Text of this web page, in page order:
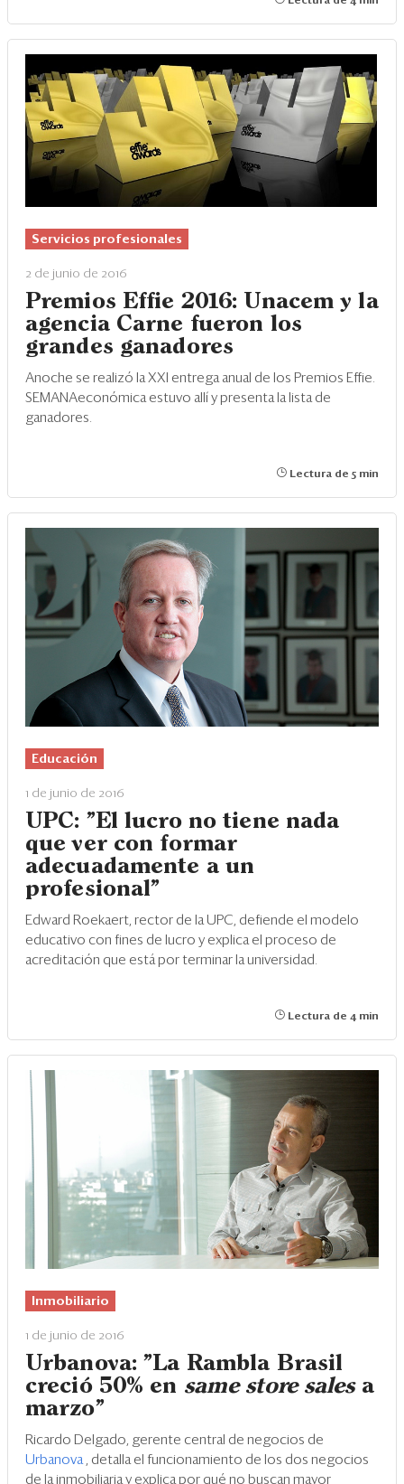
Servicios profesionales
2 de junio de 2016
Premios Effie 2016: Unacem y la
agencia Carne fueron los
grandes ganadores
Anoche se realizó la XXI entrega anual de los Premios Effie.
SEMANAeconómica estuvo allí y presenta la lista de
ganadores.
Lectura de 5 min
Educación
1 de junio de 2016
UPC: "El lucro no tiene nada
que ver con formar
adecuadamente a un
profesional"
Edward Roekaert, rector de la UPC, defiende el modelo
educativo con fines de lucro y explica el proceso de
acreditación que está por terminar la universidad.
Lectura de 4 min
Inmobiliario
1 de junio de 2016
Urbanova: "La Rambla Brasil
creció 50% en same store salesa
marzo"
Ricardo Delgado, gerente central de negocios de
Urbanova , detalla el funcionamiento de los dos negocios
de la inmobiliaria y explica por qué no buscan mayor